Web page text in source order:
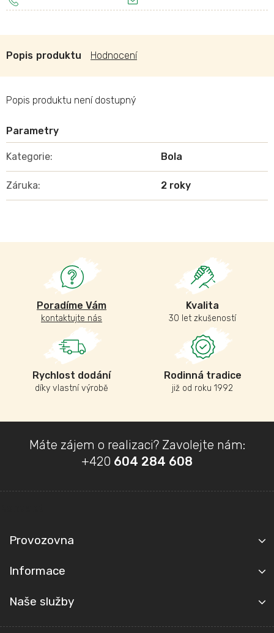
Poradíme Vám
kontaktujte nás
Kvalita
30 let zkušeností
Rychlost dodání
díky vlastní výrobě
Rodinná tradice
již od roku 1992
Popis Hodnocení
Popis produktu není dostupný
Kategorie: Bola
Záruka: 2 roky
a
Máte zájem o realizaci? Zavolejte nám:
+420 604 284 608
Provozovna
Informace
Naše služby